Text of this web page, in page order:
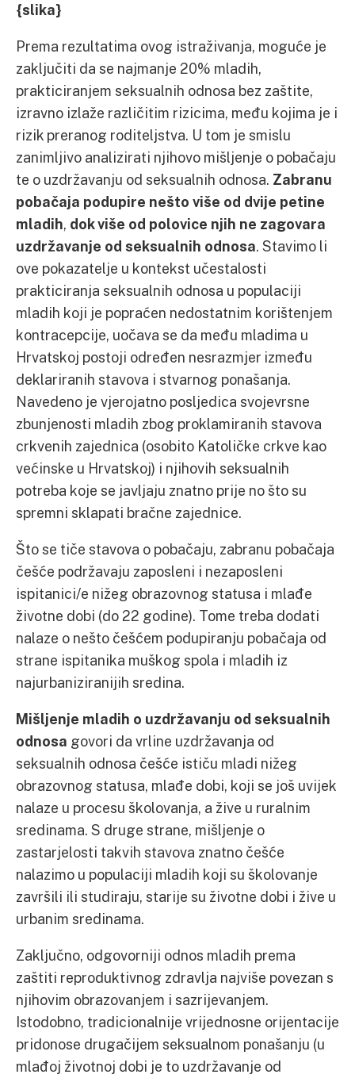
{slika}
Prema rezultatima ovog istraživanja, moguće je
zaključiti da se najmanje 20% mladih,
prakticiranjem seksualnih odnosa bez zaštite,
izravno izlaže različitim rizicima, među kojima je i
rizik preranog roditeljstva. U tom je smislu
zanimljivo analizirati njihovo mišljenje o pobačaju
te o uzdržavanju od seksualnih odnosa. Zabranu
pobačaja podupire nešto više od dvije petine
mladih, dok više od polovice njih ne zagovara
uzdržavanje od seksualnih odnosa. Stavimo li
ove pokazatelje u kontekst učestalosti
prakticiranja seksualnih odnosa u populaciji
mladih koji je popraćen nedostatnim korištenjem
kontracepcije, uočava se da među mladima u
Hrvatskoj postoji određen nesrazmjer između
deklariranih stavova i stvarnog ponašanja.
Navedeno je vjerojatno posljedica svojevrsne
zbunjenosti mladih zbog proklamiranih stavova
crkvenih zajednica (osobito Katoličke crkve kao
većinske u Hrvatskoj) i njihovih seksualnih
potreba koje se javljaju znatno prije no što su
spremni sklapati bračne zajednice.
Što se tiče stavova o pobačaju, zabranu pobačaja
češće podržavaju zaposleni i nezaposleni
ispitanici/e nižeg obrazovnog statusa i mlađe
životne dobi (do 22 godine). Tome treba dodati
nalaze o nešto češćem podupiranju pobačaja od
strane ispitanika muškog spola i mladih iz
najurbaniziranijih sredina.
Mišljenje mladih o uzdržavanju od seksualnih
odnosa govori da vrline uzdržavanja od
seksualnih odnosa češće ističu mladi nižeg
obrazovnog statusa, mlađe dobi, koji se još uvijek
nalaze u procesu školovanja, a žive u ruralnim
sredinama. S druge strane, mišljenje o
zastarjelosti takvih stavova znatno češće
nalazimo u populaciji mladih koji su školovanje
završili ili studiraju, starije su životne dobi i žive u
urbanim sredinama.
Zaključno, odgovorniji odnos mladih prema
zaštiti reproduktivnog zdravlja najviše povezan s
njihovim obrazovanjem i sazrijevanjem.
Istodobno, tradicionalnije vrijednosne orijentacije
pridonose drugačijem seksualnom ponašanju (u
mlađoj životnoj dobi je to uzdržavanje od